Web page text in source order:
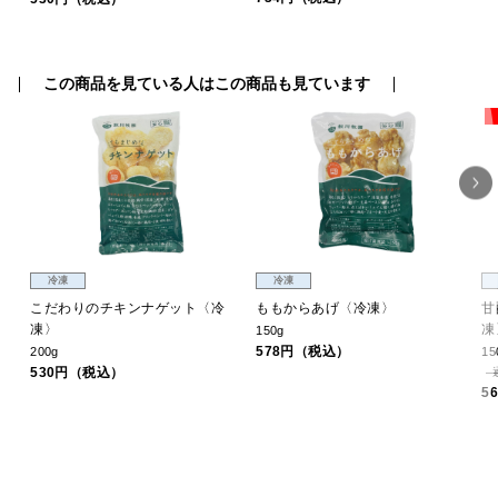
この商品を見ている人はこの商品も見ています
冷凍
こだわりのチキンナゲット〈冷
凍〉
200g
530円（税込）
冷凍
ももからあげ〈冷凍〉
150g
578円（税込）